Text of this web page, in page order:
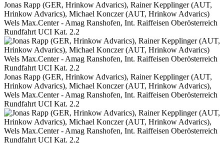
Jonas Rapp (GER, Hrinkow Advarics), Rainer Kepplinger (AUT,
Hrinkow Advarics), Michael Konczer (AUT, Hrinkow Advarics)
Wels Max.Center - Amag Ranshofen, Int. Raiffeisen Oberösterreich
Rundfahrt UCI Kat. 2.2
Jonas Rapp (GER, Hrinkow Advarics), Rainer Kepplinger (AUT,
Hrinkow Advarics), Michael Konczer (AUT, Hrinkow Advarics),
Wels Max.Center - Amag Ranshofen, Int. Raiffeisen Oberösterreich
Rundfahrt UCI Kat. 2.2